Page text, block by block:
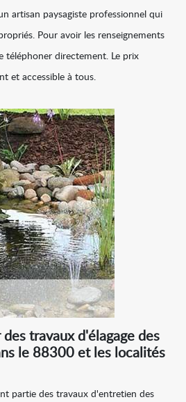
artisan paysagiste professionnel qui
Pour avoir les renseignements
téléphoner directement. Le prix
et accessible à tous.
travaux d'élagage des
le 88300 et les localités
partie des travaux d'entretien des